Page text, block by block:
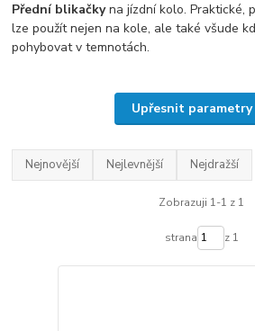
Přední blikačkyna jízdní kolo. Praktické,
lze použít nejen na kole, ale také všude
pohybovat v temnotách.
Upřesnit parametry
Nejnovější Nejlevnější Nejdražší
Zobrazuji 1-1 z 1
strana z 1